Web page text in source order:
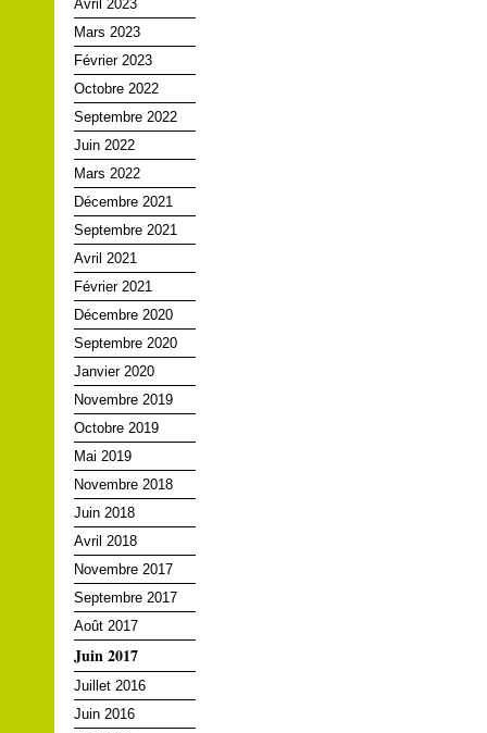
Avril 2023
Mars 2023
Février 2023
Octobre 2022
Septembre 2022
Juin 2022
Mars 2022
Décembre 2021
Septembre 2021
Avril 2021
Février 2021
Décembre 2020
Septembre 2020
Janvier 2020
Novembre 2019
Octobre 2019
Mai 2019
Novembre 2018
Juin 2018
Avril 2018
Novembre 2017
Septembre 2017
Août 2017
Juin 2017
Juillet 2016
Juin 2016